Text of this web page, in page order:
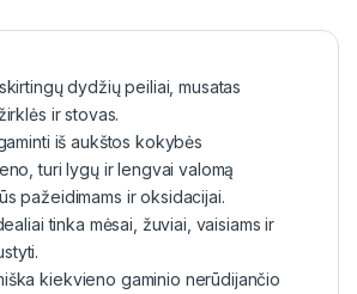
dydžių peiliai, musatas
ir stovas.
iš aukštos kokybės
turi lygų ir lengvai valomą
pažeidimams ir oksidacijai.
tinka mėsai, žuviai, vaisiams ir
kiekvieno gaminio nerūdijančio